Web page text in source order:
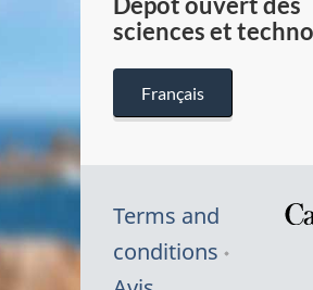
sciences et
Français
Terms and
conditions